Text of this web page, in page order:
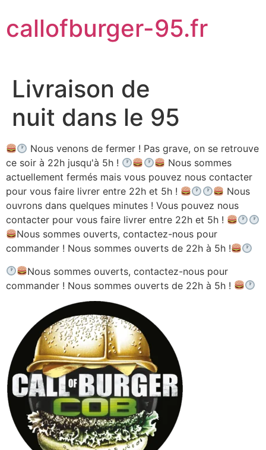
contenu
callofburger-95.fr
Livraison de
nuit dans le 95
Nous venons de fermer ! Pas grave, on se retrouve
ce soir à 22h jusqu'à 5h !
Nous sommes
actuellement fermés mais vous pouvez nous contacter
pour vous faire livrer entre 22h et 5h !
Nous
ouvrons dans quelques minutes ! Vous pouvez nous
contacter pour vous faire livrer entre 22h et 5h !
Nous sommes ouverts, contactez-nous pour
commander ! Nous sommes ouverts de 22h à 5h !
Nous sommes ouverts, contactez-nous pour
commander ! Nous sommes ouverts de 22h à 5h !